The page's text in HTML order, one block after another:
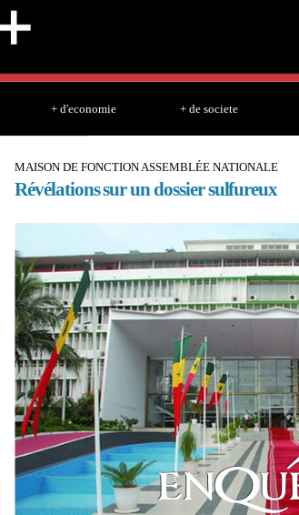
+ d'economie + de societe
MAISON DE FONCTION ASSEMBLÉE NATIONALE
Révélations sur un dossier sulfureux